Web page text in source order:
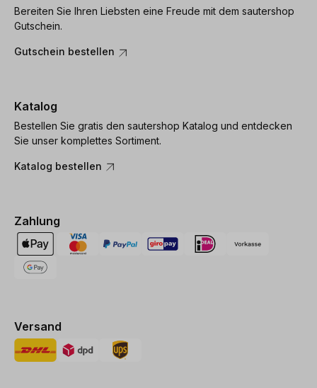
Bereiten Sie Ihren Liebsten eine Freude mit dem sautershop
Gutschein.
Gutschein bestellen
Katalog
Bestellen Sie gratis den sautershop Katalog und entdecken
Sie unser komplettes Sortiment.
Katalog bestellen
Zahlung
Versand